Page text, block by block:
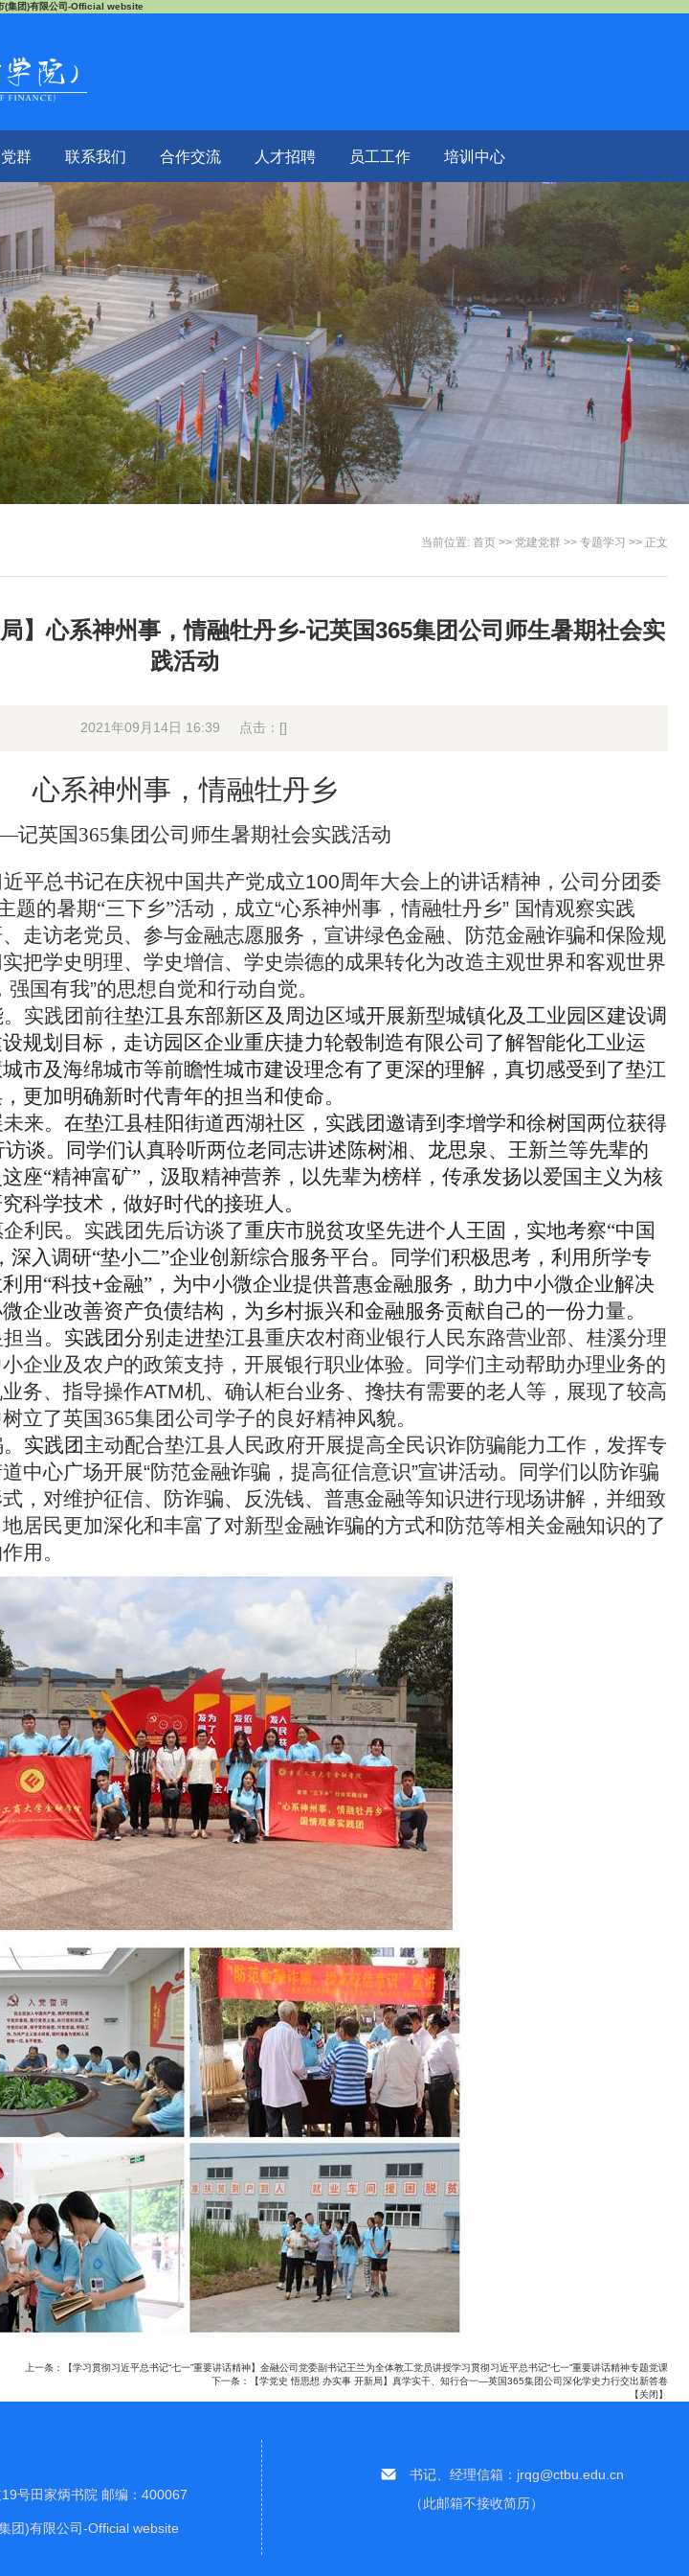
(集团)有限公司-Official website
群 联系我们 合作交流 人才招聘 员工工作 培训中心
当前位置: 首页 >> 党建党群 >> 专题学习 >> 正文
】心系神州事，情融牡丹乡-记英国365集团公司师生暑期社会实
践活动
2021年09月14日 16:39 点击：[]
心系神州事，情融牡丹乡
英国365集团公司师生暑期社会实践活动
平总书记在庆祝中国共产党成立100周年大会上的讲话精神，公司分团委
题的暑期“三下乡”活动，成立“心系神州事，情融牡丹乡” 国情观察实践
走访老党员、参与金融志愿服务，宣讲绿色金融、防范金融诈骗和保险规
把学史明理、学史增信、学史崇德的成果转化为改造主观世界和客观世界
强国有我”的思想自觉和行动自觉。
实践团前往垫江县东部新区及周边区域开展新型城镇化及工业园区建设调
规划目标，走访园区企业重庆捷力轮毂制造有限公司了解智能化工业运
市及海绵城市等前瞻性城市建设理念有了更深的理解，真切感受到了垫江
更加明确新时代青年的担当和使命。
来。 在垫江县桂阳街道西湖社区，实践团邀请到李增学和徐树国两位获得
谈。同学们认真聆听两位老同志讲述陈树湘、龙思泉、王新兰等先辈的
座“精神富矿”，汲取精神营养，以先辈为榜样，传承发扬以爱国主义为核
科学技术，做好时代的接班人。
利民。 实践团先后访谈了重庆市脱贫攻坚先进个人王固，实地考察“中国
深入调研“垫小二”企业创新综合服务平台。同学们积极思考，利用所学专
用“科技+金融”，为中小微企业提供普惠金融服务，助力中小微企业解决
企业改善资产负债结构，为乡村振兴和金融服务贡献自己的一份力量。
当。 实践团分别走进垫江县重庆农村商业银行人民东路营业部、桂溪分理
企业及农户的政策支持，开展银行职业体验。同学们主动帮助办理业务的
务、指导操作ATM机、确认柜台业务、搀扶有需要的老人等，展现了较高
立了英国365集团公司学子的良好精神风貌。
实践团主动配合垫江县人民政府开展提高全民识诈防骗能力工作，发挥专
中心广场开展“防范金融诈骗，提高征信意识”宣讲活动。同学们以防诈骗
，对维护征信、防诈骗、反洗钱、普惠金融等知识进行现场讲解，并细致
居民更加深化和丰富了对新型金融诈骗的方式和防范等相关金融知识的了
用。
上一条：
【学习贯彻习近平总书记“七一”重要讲话精神】金融公司党委副书记王兰为全体教工党员讲授学习贯彻习近平总书记“七一”重要讲话精神专题党课
下一条：
【学党史 悟思想 办实事 开新局】真学实干、知行合一—英国365集团公司深化学史力行交出新答卷
【关闭】
号田家炳书院 邮编：400067
团)有限公司-Official website
书记、经理信箱：jrqg@ctbu.edu.cn
（此邮箱不接收简历）